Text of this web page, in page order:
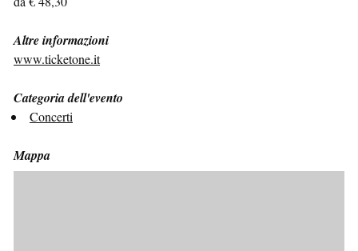
Altre informazioni
www.ticketone.it
Categoria dell'evento
Concerti
Mappa